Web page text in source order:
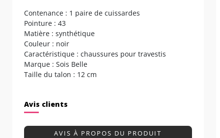
Contenance : 1 paire de cuissardes
Pointure : 43
Matière : synthétique
Couleur : noir
Caractéristique : chaussures pour travestis
Marque : Sois Belle
Taille du talon : 12 cm
Avis clients
AVIS À PROPOS DU PRODUIT